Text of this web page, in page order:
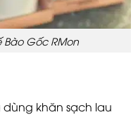
Bào Gốc RMon
khăn sạch lau